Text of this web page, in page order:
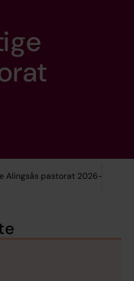
Alingsås pastorat 2026-2029